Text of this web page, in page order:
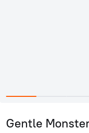
Gentle